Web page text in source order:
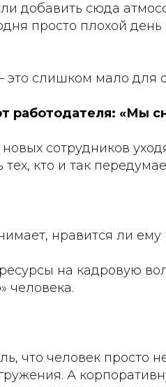
добавить сюда
просто плохой
слишком мало для
работодателя: «Мы
новых сотрудников
кто и так
нравится ли ему
на кадровую
человека.
что человек просто
А